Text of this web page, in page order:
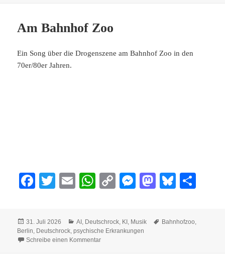
Am Bahnhof Zoo
Ein Song über die Drogenszene am Bahnhof Zoo in den
70er/80er Jahren.
Fa
ok
T
r
E
W
A
pp
C
Li
M
ng
M
do
Bl
y
Veröffentlicht
am
31. Juli 2026 Kategorien
AI , Deutschrock, KI , Musik Schlagwörter
Bahnhofzoo,
Berlin, Deutschrock,psychische Erkrankungen
Schreibe einen Kommentarzu Am Bahnhof Zoo